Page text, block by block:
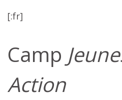
[:fr]
Camp
Action